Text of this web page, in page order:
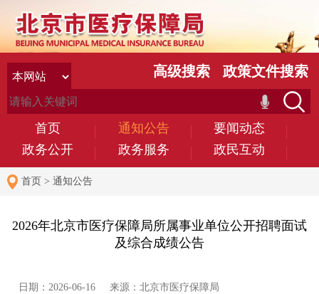
首页 通知公告
要闻动态
政务公开
政务服务 政民互动
高级搜索 政策文件搜索
首页 > 通知公告
2026年北京市医疗保障局所属事业单位公开招聘面试
及综合成绩公告
日期：2026-06-16 来源：北京市医疗保障局